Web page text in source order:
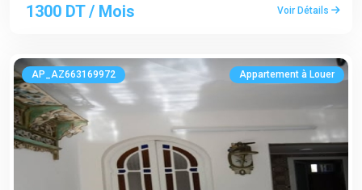
1300 DT / Mois Voir Détails
AP_AZ663169972 Appartement à Louer